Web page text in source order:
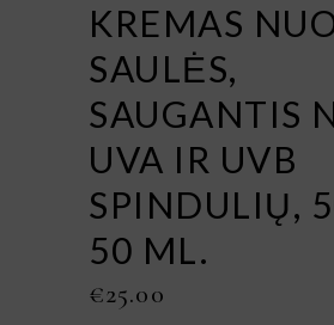
KREMAS
SAULĖS,
SAUGANTIS
UVA IR UVB
SPINDULIŲ,
50 ML.
€25.00